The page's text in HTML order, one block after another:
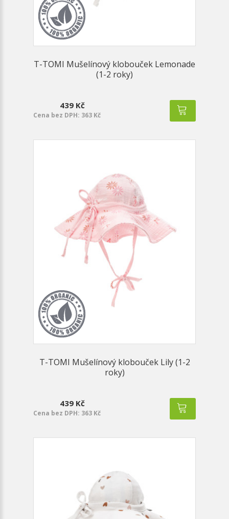
T-TOMI Mušelínový klobouček Lemonade
(1-2 roky)
439 Kč
Cena bez DPH: 363 Kč
T-TOMI Mušelínový klobouček Lily (1-2
roky)
439 Kč
Cena bez DPH: 363 Kč